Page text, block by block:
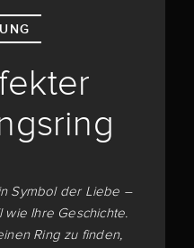
Symbol der Liebe –
Ihre Geschichte.
Ring zu finden,